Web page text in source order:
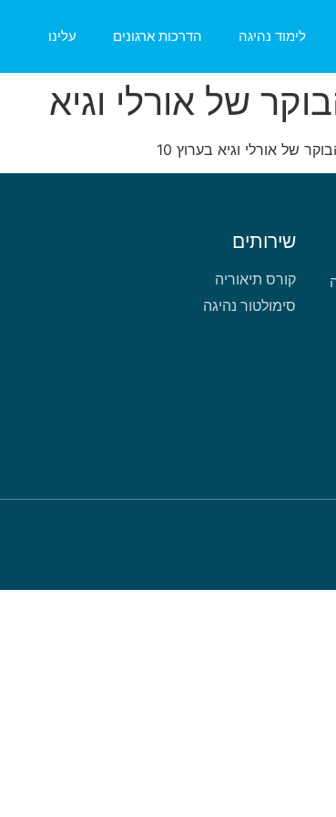
לימוד נהיגה הדרכות ארגונים עלינו
של אורלי וגיא בערוץ 10
שירותים
קורס תיאוריה
סימולטור נהיגה